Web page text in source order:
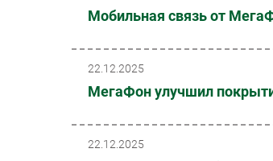
Мобильная связь от
22.12.2025
МегаФон улучшил
22.12.2025